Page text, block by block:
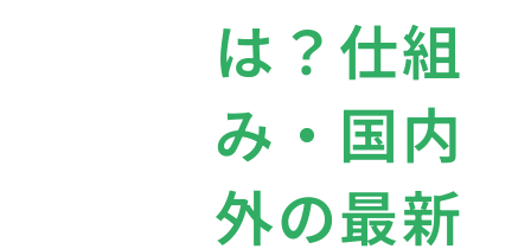
は？仕組
み・国内
外の最新